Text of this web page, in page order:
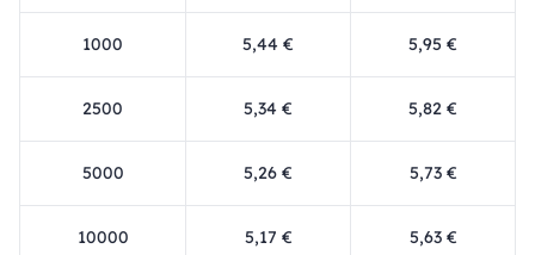
1000 5,44 € 5,95 €
2500 5,34 € 5,82 €
5000 5,26 € 5,73 €
10000 5,17 € 5,63 €